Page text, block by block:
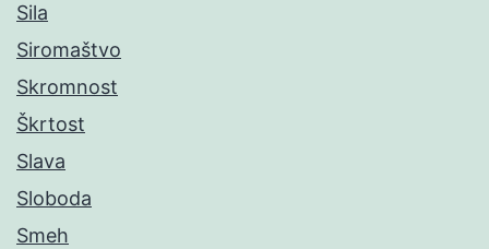
Sila
Siromaštvo
Skromnost
Škrtost
Slava
Sloboda
Smeh